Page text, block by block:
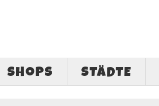
SHOPS STÄDTE